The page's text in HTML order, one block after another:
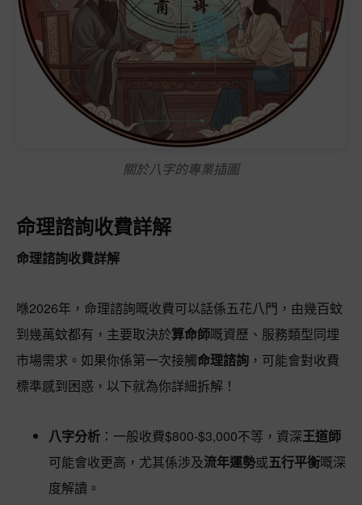
關於八字的專業插圖
命理諮詢收費詳解
命理諮詢收費詳解
喺2026年，命理諮詢嘅收費可以話係五花八門，由幾百蚊
到幾萬蚊都有，主要取決於算命師嘅資歷、服務類型同埋
市場需求。如果你係第一次接觸命理諮詢 ，可能會對收費
標準感到困惑，以下就為你詳細拆解！
八字分析 ：一般收費$800-$3,000不等，資深王道師
可能會收更高，尤其係涉及流年運勢或五行平衡嘅深
度解讀。